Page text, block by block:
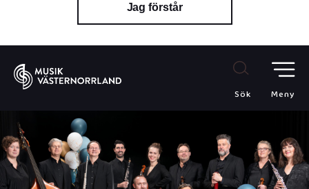
Jag förstår
Sök Meny